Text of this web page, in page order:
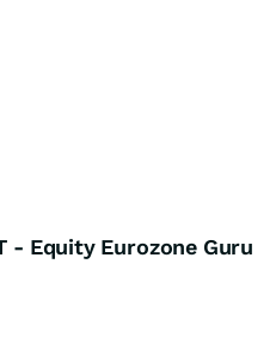
- Equity Eurozone Guru